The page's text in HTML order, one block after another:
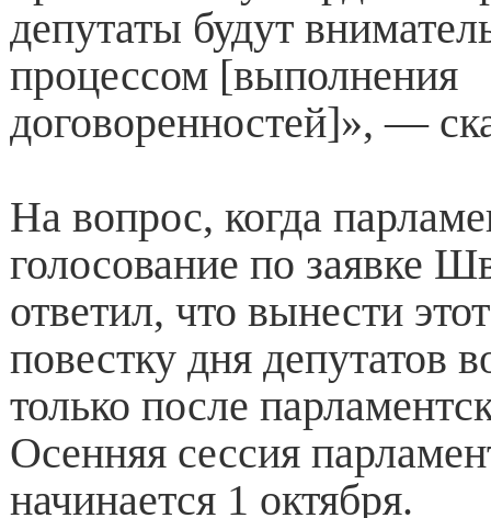
депутаты будут
процессом [выполнения
договоренностей]», —
На вопрос, когда
голосование по заявке
ответил, что вынести
повестку дня депутатов
только после
Осенняя сессия
начинается 1 октября.